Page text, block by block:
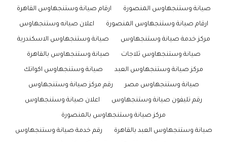
صيانة وستنجهاوس المنصورة ارقام صيانة وستنجهاوس القاهرة
ارقام صيانة وستنجهاوس المنصورة اعلان صيانه وستنجهاوس
مركز خدمة صيانة وستنجهاوس صيانة وستنجهاوس الاسكندرية
صيانة وستنجهاوس ثلاجات صيانة وستنجهاوس بالقاهرة
مركز صيانة وستنجهاوس العبد صيانة وستنجهاوس اكواتك
صيانة وستنجهاوس مصر رقم مركز صيانة وستنجهاوس
رقم تليفون صيانة وستنجهاوس اعلان صيانة وستنجهاوس
مركز صيانة وستنجهاوس بالمنصورة
صيانة وستنجهاوس العبد بالقاهرة رقم خدمة صيانة وستنجهاوس